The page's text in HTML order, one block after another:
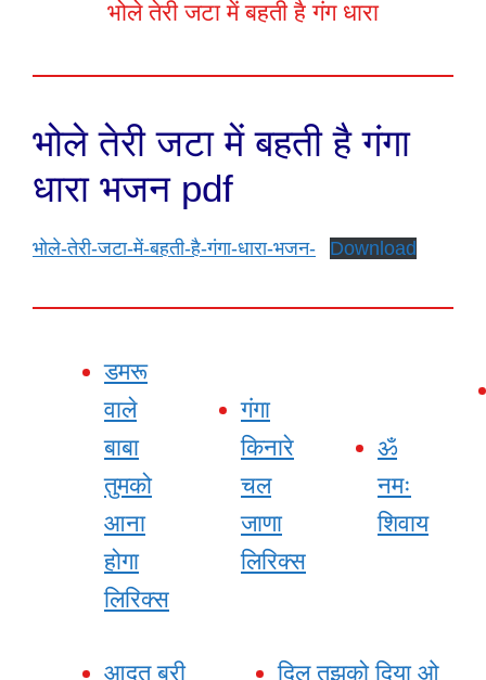
भोले तेरी जटा में बहती है गंग धारा
भोले तेरी जटा में बहती है गंगा
धारा भजन pdf
भोले-तेरी-जटा-में-बहती-है-गंगा-धारा-भजन- Download
डमरू
वाले
बाबा
तुमको
आना
होगा
लिरिक्स
गंगा
किनारे
चल
जाणा
लिरिक्स
ॐ
नमः
शिवाय
आदत बुरी दिल तुझको दिया ओ